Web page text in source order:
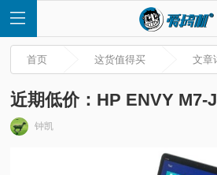
首页 这货值得买 文章
近期低价：HP ENVY M7-
钟凯